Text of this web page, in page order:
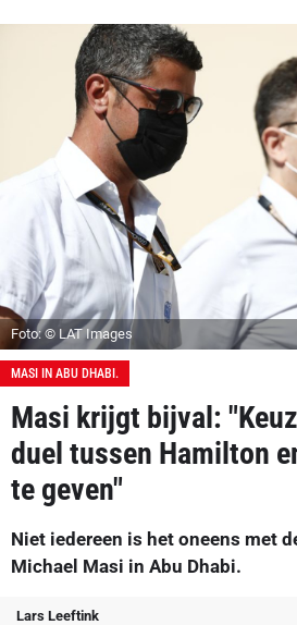
Foto: © LAT Images
MASI IN ABU DHABI.
Masi krijgt bijval:
duel tussen Hamilton
te geven"
Niet iedereen is het oneens met
Michael Masi in Abu Dhabi.
Lars Leeftink